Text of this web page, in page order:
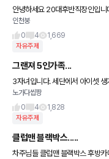
안녕하세요 20대후반직장인입니다
정 - 벤츠 GLC쿠페 4매틱
기간 남음 벤츠인증중
인천붕
0
4 1,669
자유주제
그랜져 5인가족...
3자녀입니다. 세단에서 아이셋 생기면서 RV로 넘어간지 6년되었습니다. 나이가 40 되
면서 디젤 보다 승용 하이브리드가 타고 싶어 알아보다
했습니다. 5인
노가다씹짱
0
4 1,828
자유주제
클럽맨 블랙박스.....
차주님들 클럽맨 블랙박스 후방